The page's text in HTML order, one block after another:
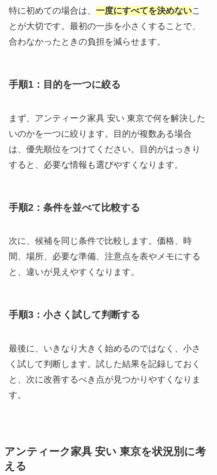
特に初めての場合は、 一度にすべてを決めないこ
とが大切です。最初の一歩を小さくすることで、
合わなかったときの負担を減らせます。
手順1：目的を一つに絞る
まず、アンティーク家具 安い 東京で何を解決した
いのかを一つに絞ります。目的が複数ある場合
は、優先順位をつけてください。目的がはっきり
すると、必要な情報も選びやすくなります。
手順2：条件を並べて比較する
次に、候補を同じ条件で比較します。価格、時
間、場所、必要な準備、注意点を表やメモにする
と、違いが見えやすくなります。
手順3：小さく試して判断する
最後に、いきなり大きく始めるのではなく、小さ
く試して判断します。試した結果を記録しておく
と、次に改善するべき点が見つかりやすくなりま
す。
アンティーク家具 安い 東京を状況別に考
える